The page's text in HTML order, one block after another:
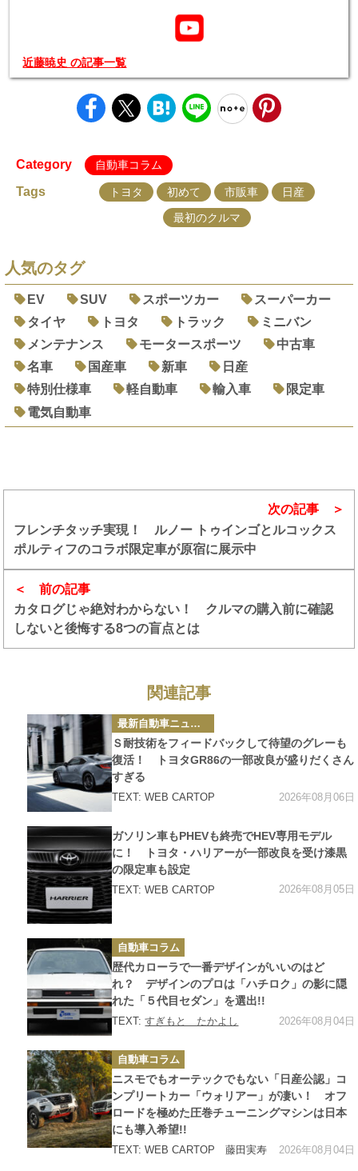
近藤暁史 の記事一覧
Category 自動車コラム
Tags トヨタ 初めて 市販車
日産
最初のクルマ
人気のタグ
EV SUV スポーツカー
スーパーカー
タイヤ
トヨタ トラック
ミニバン
メンテナンス
モータースポーツ
中古車
名車
国産車 新車
日産
特別仕様車
軽自動車 輸入車
限定車
電気自動車
前の記事
カタログじゃ絶対わからない！ クルマの購入前に確認
しないと後悔する8つの盲点とは
次の記事
フレンチタッチ実現！ ルノー トゥインゴとルコックス
ポルティフのコラボ限定車が原宿に展示中
関連記事
カ
テ
ゴ
リ
ー
最新自動車ニュース
Ｓ耐技術をフィードバックして待望のグレーも
復活！ トヨタGR86の一部改良が盛りだくさん
すぎる
TEXT: WEB CARTOP 2026年08月06日
カ
テ
ゴ
リ
ー
ガソリン車もPHEVも終売でHEV専用モデル
に！ トヨタ・ハリアーが一部改良を受け漆黒
の限定車も設定
TEXT: WEB CARTOP 2026年08月05日
カ
テ
ゴ
リ
ー
自動車コラム
歴代カローラで一番デザインがいいのはど
れ？ デザインのプロは「ハチロク」の影に隠
れた「５代目セダン」を選出!!
TEXT:すぎもと たかよし 2026年08月04日
カ
テ
ゴ
リ
ー
自動車コラム
ニスモでもオーテックでもない「日産公認」コ
ンプリートカー「ウォリアー」が凄い！ オフ
ロードを極めた圧巻チューニングマシンは日本
にも導入希望!!
TEXT: WEB CARTOP 藤田実寿 2026年08月04日